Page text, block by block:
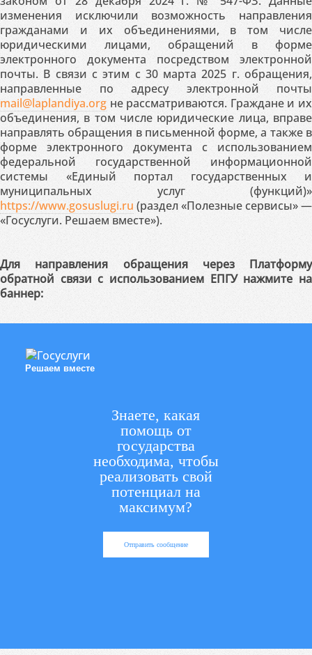
изменения исключили возможность направления
гражданами и их объединениями, в том числе
юридическими лицами, обращений в форме
электронного документа посредством электронной
почты. В связи с этим с 30 марта 2025 г. обращения,
направленные по адресу электронной почты
mail@laplandiya.org не рассматриваются. Граждане и их
объединения, в том числе юридические лица, вправе
направлять обращения в письменной форме, а также в
форме электронного документа с использованием
федеральной государственной информационной
системы «Единый портал государственных и
муниципальных услуг (функций)»
https://www.gosuslugi.ru (раздел «Полезные сервисы» —
«Госуслуги. Решаем вместе»).
Для направления обращения через Платформу
обратной связи с использованием ЕПГУ нажмите на
баннер:
Решаем вместе
Знаете, какая
помощь от
государства
необходима, чтобы
реализовать свой
потенциал на
максимум?
Отправить сообщение